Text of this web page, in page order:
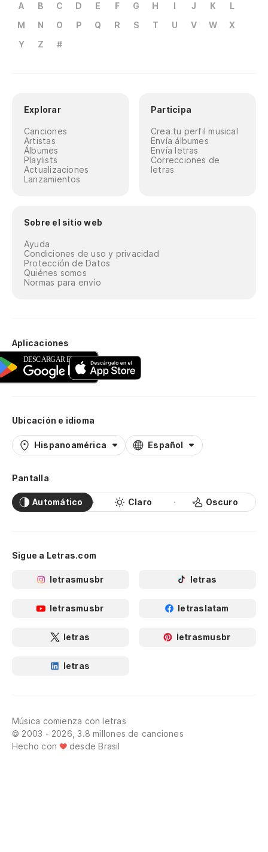
A B C D E F G H I J K
L
M
N O P Q R S T U V W
X
Y
Z #
Explorar
Canciones
Artistas
Álbumes
Playlists
Actualizaciones
Lanzamientos
Participa
Crea tu perfil musical
Envía álbumes
Envía letras
Correcciones de
letras
Sobre el sitio web
Ayuda
Condiciones de uso y privacidad
Protección de Datos
Quiénes somos
Normas para envío
Aplicaciones
Ubicación e idioma
Hispanoamérica Español
Pantalla
Automático Claro Oscuro
Sigue a Letras.com
letrasmusbr letras
letrasmusbr letraslatam
letras letrasmusbr
letras
Música comienza con letras
© 2003 - 2026, 3.8 millones de canciones
Hecho con
desde Brasil